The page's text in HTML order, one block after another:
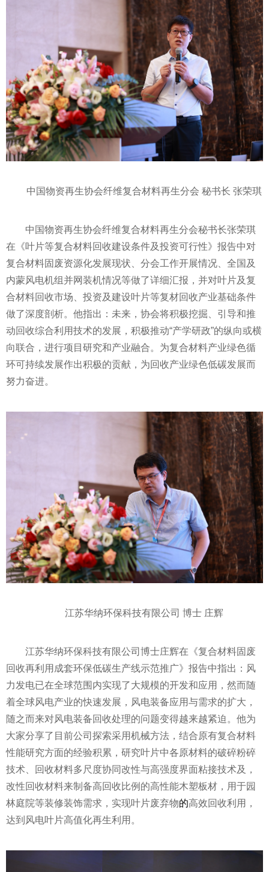
中国物资再生协会纤维复合材料再生分会 秘书长 张荣琪
中国物资再生协会纤维复合材料再生分会秘书长张荣琪
在《叶片等复合材料回收建设条件及投资可行性》报告中对
复合材料固废资源化发展现状、分会工作开展情况、全国及
内蒙风电机组并网装机情况等做了详细汇报，并对叶片及复
合材料回收市场、 投资及建设叶片等复材回收产业基础条件
做了深度剖析。他指出：未来，协会将积极挖掘、引导和推
动回收综合利用技术的发展，积极推动“产学研政”的纵向或横
向联合，进行项目研究和产业融合。为复合材料产业绿色循
环可持续发展作出积极的贡献，为回收产业绿色低碳发展而
努力奋进。
江苏华纳环保科技有限公司 博士 庄辉
江苏华纳环保科技有限公司博士庄辉在《复合材料固废
回收再利用成套环保低碳生产线示范推广》报告中指出：风
力发电已在全球范围内实现了大规模的开发和应用，然而随
着全球风电产业的快速发展，风电装备应用与需求的扩大，
随之而来对风电装备回收处理的问题变得越来越紧迫。他为
大家分享了目前公司探索采用机械方法，结合原有复合材料
性能研究方面的经验积累，研究叶片中各原材料的破碎粉碎
技术、回收材料多尺度协同改性与高强度界面粘接技术及，
改性回收材料来制备高回收比例的高性能木塑板材，用于园
林庭院等装修装饰需求，实现叶片废弃物的高效回收利用，
达到风电叶片高值化再生利用。